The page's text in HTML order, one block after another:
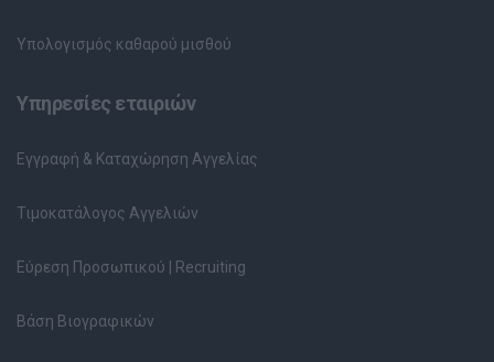
Υπολογισμός καθαρού μισθού
Υπηρεσίες εταιριών
Εγγραφή & Καταχώρηση Αγγελίας
Τιμοκατάλογος Αγγελιών
Εύρεση Προσωπικού | Recruiting
Βάση Βιογραφικών